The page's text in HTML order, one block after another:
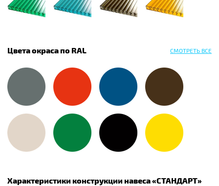
Цвета окраса по RAL СМОТРЕТЬ ВСЕ
Характеристики конструкции навеса «СТАНДАРТ»